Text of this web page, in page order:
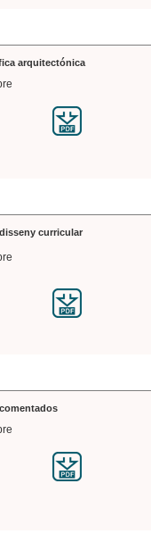
arquitectónica
curricular